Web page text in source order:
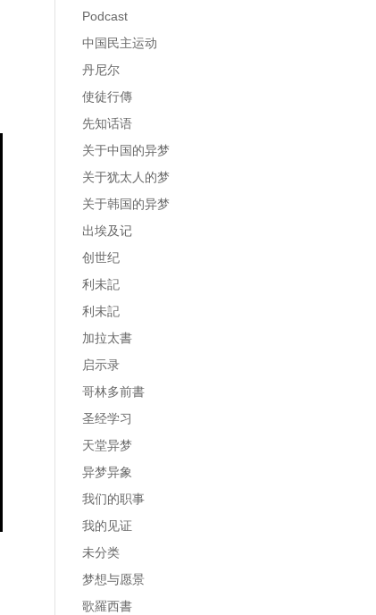
Podcast
中国民主运动
丹尼尔
使徒行傳
先知话语
关于中国的异梦
关于犹太人的梦
关于韩国的异梦
出埃及记
创世纪
利未記
利未記
加拉太書
启示录
哥林多前書
圣经学习
天堂异梦
异梦异象
我们的职事
我的见证
未分类
梦想与愿景
歌羅西書